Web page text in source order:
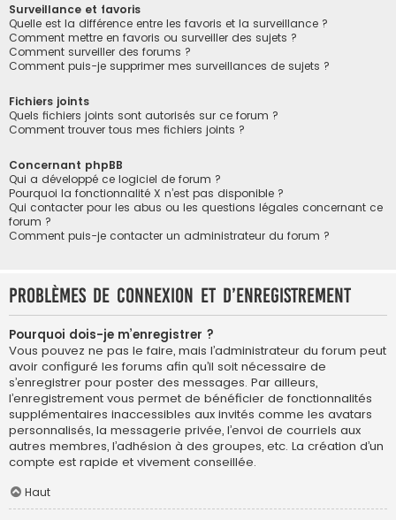
Surveillance et favoris
Quelle est la différence entre les favoris et la surveillance ?
Comment mettre en favoris ou surveiller des sujets ?
Comment surveiller des forums ?
Comment puis-je supprimer mes surveillances de sujets ?
Fichiers joints
Quels fichiers joints sont autorisés sur ce forum ?
Comment trouver tous mes fichiers joints ?
Concernant phpBB
Qui a développé ce logiciel de forum ?
Pourquoi la fonctionnalité X n’est pas disponible ?
Qui contacter pour les abus ou les questions légales concernant ce
forum ?
Comment puis-je contacter un administrateur du forum ?
Problèmes de connexion et d’enregistrement
Pourquoi dois-je m’enregistrer ?
Vous pouvez ne pas le faire, mais l’administrateur du forum peut
avoir configuré les forums afin qu’il soit nécessaire de
s’enregistrer pour poster des messages. Par ailleurs,
l’enregistrement vous permet de bénéficier de fonctionnalités
supplémentaires inaccessibles aux invités comme les avatars
personnalisés, la messagerie privée, l’envoi de courriels aux
autres membres, l’adhésion à des groupes, etc. La création d’un
compte est rapide et vivement conseillée.
Haut